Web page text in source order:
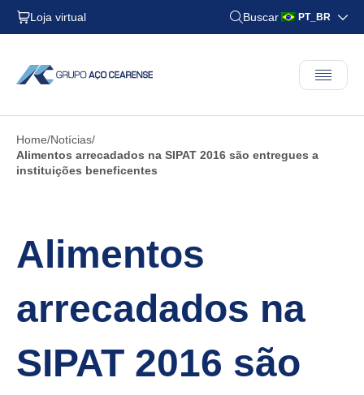
Loja virtual Buscar PT_BR
Home Notícias
Alimentos arrecadados na SIPAT 2016 são entregues a
instituições beneficentes
Alimentos
arrecadados na
SIPAT 2016 são